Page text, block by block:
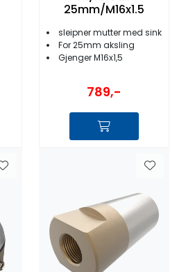
25mm/M16x1.5
sleipner mutter med sink
For 25mm aksling
Gjenger M16x1,5
789,-